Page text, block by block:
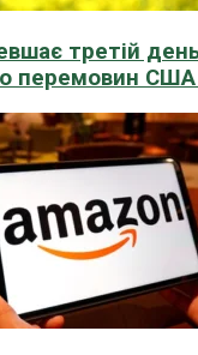
третій
перемовин США